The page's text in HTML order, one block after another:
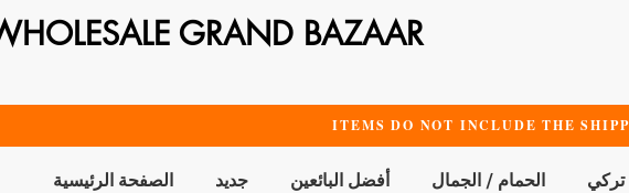
GRAND BAZAAR
ITEMS DO NOT INCLUDE THE
الصفحة الرئيسية جديد أفضل البائعين الحمام / الجمال